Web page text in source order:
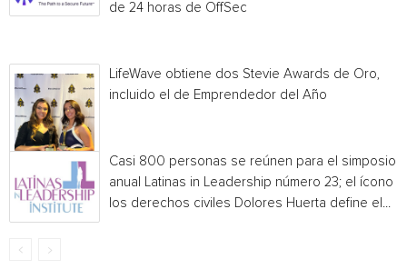
de 24 horas de OffSec
LifeWave obtiene dos Stevie Awards de Oro,
incluido el de Emprendedor del Año
Casi 800 personas se reúnen para el simposio
anual Latinas in Leadership número 23; el ícono
los derechos civiles Dolores Huerta define el...